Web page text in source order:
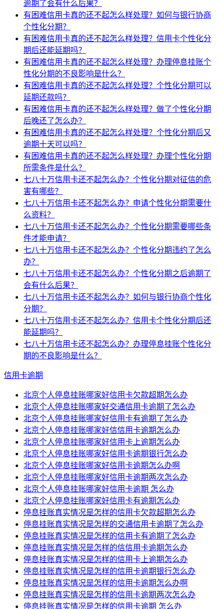
逾期了会有什么后果？
有困难信用卡真的还不起怎么样处理？如何与银行协商
个性化分期？
有困难信用卡真的还不起怎么样处理？信用卡个性化分
期后还能延期吗？
有困难信用卡真的还不起怎么样处理？办理停息挂账个
性化分期的不良影响是什么？
有困难信用卡真的还不起怎么样处理？个性化分期可以
延期还款吗？
有困难信用卡真的还不起怎么样处理？做了个性化分期
后晚还了怎么办？
有困难信用卡真的还不起怎么样处理？个性化分期后又
逾期十天可以吗？
有困难信用卡真的还不起怎么样处理？办理个性化分期
所需条件是什么？
七八十万信用卡还不起怎么办？个性化分期对征信的危
害有哪些？
七八十万信用卡还不起怎么办？申请个性化分期需要什
么资料？
七八十万信用卡还不起怎么办？个性化分期需要哪些条
件才能申请？
七八十万信用卡还不起怎么办？个性化分期违约了怎么
办？
七八十万信用卡还不起怎么办？个性化分期之后逾期了
会有什么后果？
七八十万信用卡还不起怎么办？如何与银行协商个性化
分期？
七八十万信用卡还不起怎么办？信用卡个性化分期后还
能延期吗？
七八十万信用卡还不起怎么办？办理停息挂账个性化分
期的不良影响是什么？
信用卡逾期
北京个人停息挂账哪家好信用卡欠款超期怎么办
北京个人停息挂账哪家好交通信用卡逾期了怎么办
北京个人停息挂账哪家好信用卡有逾期了怎么办
北京个人停息挂账哪家好信信用卡逾期怎么办
北京个人停息挂账哪家好信用卡上逾期怎么办
北京个人停息挂账哪家好信用卡逾期银行怎么办
北京个人停息挂账哪家好信用卡逾期怎么办啊
北京个人停息挂账哪家好信用卡逾期两次怎么办
北京个人停息挂账哪家好信用卡逾期 怎么办
北京个人停息挂账哪家好信用卡有逾期怎么办
停息挂账真实情况是怎样的信用卡欠款超期怎么办
停息挂账真实情况是怎样的交通信用卡逾期了怎么办
停息挂账真实情况是怎样的信用卡有逾期了怎么办
停息挂账真实情况是怎样的信信用卡逾期怎么办
停息挂账真实情况是怎样的信用卡上逾期怎么办
停息挂账真实情况是怎样的信用卡逾期银行怎么办
停息挂账真实情况是怎样的信用卡逾期怎么办啊
停息挂账真实情况是怎样的信用卡逾期两次怎么办
停息挂账真实情况是怎样的信用卡逾期 怎么办